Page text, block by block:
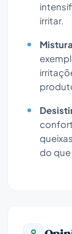
irritar.
do que